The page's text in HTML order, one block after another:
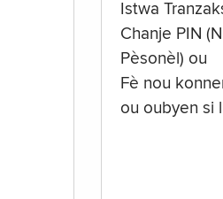
Istwa
Chanje PIN
Pèsonèl) ou
Fè nou
ou oubyen si